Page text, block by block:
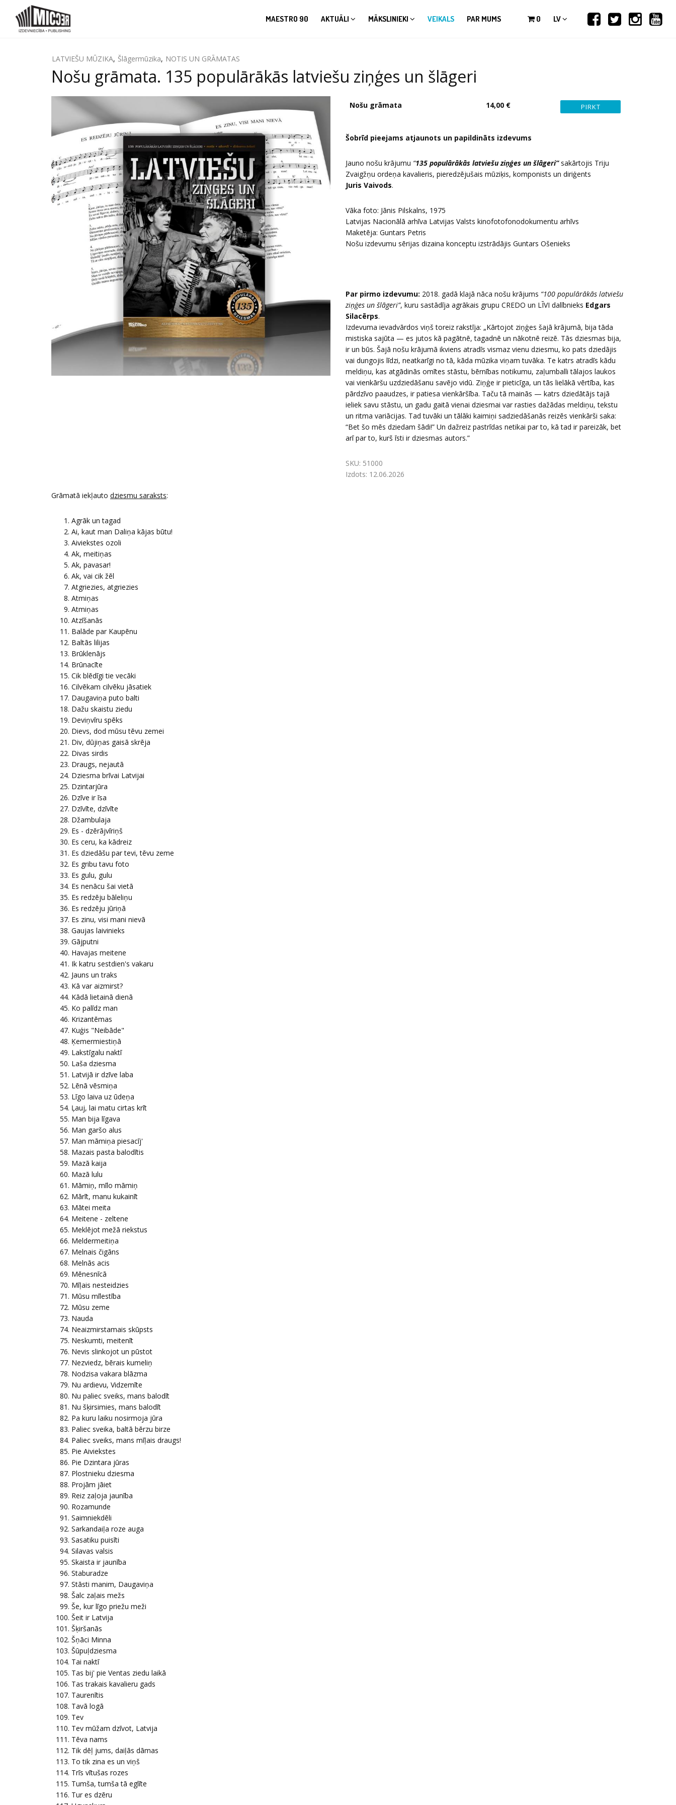
MAESTRO 90 AKTUĀLI MĀKSLINIEKI VEIKALS PAR MUMS 0 LV
LATVIEŠU MŪZIKA, Šlāgermūzika, NOTIS UN GRĀMATAS
Nošu grāmata. 135 populārākās latviešu ziņģes un šlāgeri
Nošu grāmata 14,00 €
Šobrīd pieejams atjaunots un papildināts izdevums
Jauno nošu krājumu “135 populārākās latviešu ziņģes un šlāgeri”sakārtojis Triju
Zvaigžņu ordeņa kavalieris, pieredzējušais mūziķis, komponists un diriģents
Juris Vaivods.
Vāka foto: Jānis Pilskalns, 1975
Latvijas Nacionālā arhīva Latvijas Valsts kinofotofonodokumentu arhīvs
Maketēja: Guntars Petris
Nošu izdevumu sērijas dizaina konceptu izstrādājis Guntars Ošenieks
Par pirmo izdevumu: 2018. gadā klajā nāca nošu krājums “100 populārākās latviešu
ziņģes un šlāgeri”, kuru sastādīja agrākais grupu CREDO un LĪVI dalībnieks Edgars
Silacērps.
Izdevuma ievadvārdos viņš toreiz rakstīja: „Kārtojot ziņģes šajā krājumā, bija tāda
mistiska sajūta — es jutos kā pagātnē, tagadnē un nākotnē reizē. Tās dziesmas bija,
ir un būs. Šajā nošu krājumā ikviens atradīs vismaz vienu dziesmu, ko pats dziedājis
vai dungojis līdzi, neatkarīgi no tā, kāda mūzika viņam tuvāka. Te katrs atradīs kādu
meldiņu, kas atgādinās omītes stāstu, bērnības notikumu, zaļumballi tālajos laukos
vai vienkāršu uzdziedāšanu savējo vidū. Ziņģe ir pieticīga, un tās lielākā vērtība, kas
pārdzīvo paaudzes, ir patiesa vienkāršība. Taču tā mainās — katrs dziedātājs tajā
ieliek savu stāstu, un gadu gaitā vienai dziesmai var rasties dažādas meldiņu, tekstu
un ritma variācijas. Tad tuvāki un tālāki kaimiņi sadziedāšanās reizēs vienkārši saka:
“Bet šo mēs dziedam šādi!” Un dažreiz pastrīdas netikai par to, kā tad ir pareizāk, bet
arī par to, kurš īsti ir dziesmas autors.”
SKU: 51000
Izdots: 12.06.2026
Grāmatā iekļauto dziesmu saraksts:
Agrāk un tagad
Ai, kaut man Daliņa kājas būtu!
Aiviekstes ozoli
Ak, meitiņas
Ak, pavasar!
Ak, vai cik žēl
Atgriezies, atgriezies
Atmiņas
Atmiņas
Atzīšanās
Balāde par Kaupēnu
Baltās lilijas
Brūklenājs
Brūnacīte
Cik blēdīgi tie vecāki
Cilvēkam cilvēku jāsatiek
Daugaviņa puto balti
Dažu skaistu ziedu
Deviņvīru spēks
Dievs, dod mūsu tēvu zemei
Div, dūjiņas gaisā skrēja
Divas sirdis
Draugs, nejautā
Dziesma brīvai Latvijai
Dzintarjūra
Dzīve ir īsa
Dzīvīte, dzīvīte
Džambulaja
Es - dzērājvīriņš
Es ceru, ka kādreiz
Es dziedāšu par tevi, tēvu zeme
Es gribu tavu foto
Es gulu, gulu
Es nenācu šai vietā
Es redzēju bāleliņu
Es redzēju jūriņā
Es zinu, visi mani nievā
Gaujas laivinieks
Gājputni
Havajas meitene
Ik katru sestdien's vakaru
Jauns un traks
Kā var aizmirst?
Kādā lietainā dienā
Ko palīdz man
Krizantēmas
Kuģis "Neibāde"
Ķemermiestiņā
Lakstīgalu naktī
Laša dziesma
Latvijā ir dzīve laba
Lēnā vēsmiņa
Līgo laiva uz ūdeņa
Ļauj, lai matu cirtas krīt
Man bija līgava
Man garšo alus
Man māmiņa piesacīj'
Mazais pasta balodītis
Mazā kaija
Mazā lulu
Māmiņ, mīlo māmiņ
Mārīt, manu kukainīt
Mātei meita
Meitene - zeltene
Meklējot mežā riekstus
Meldermeitiņa
Melnais čigāns
Melnās acis
Mēnesnīcā
Mīļais nesteidzies
Mūsu mīlestība
Mūsu zeme
Nauda
Neaizmirstamais skūpsts
Neskumti, meitenīt
Nevis slinkojot un pūstot
Nezviedz, bērais kumeliņ
Nodzisa vakara blāzma
Nu ardievu, Vidzemīte
Nu paliec sveiks, mans balodīt
Nu šķirsimies, mans balodīt
Pa kuru laiku nosirmoja jūra
Paliec sveika, baltā bērzu birze
Paliec sveiks, mans mīļais draugs!
Pie Aiviekstes
Pie Dzintara jūras
Plostnieku dziesma
Projām jāiet
Reiz zaļoja jaunība
Rozamunde
Saimniekdēli
Sarkandaiļa roze auga
Sasatiku puisīti
Silavas valsis
Skaista ir jaunība
Staburadze
Stāsti manim, Daugaviņa
Šalc zaļais mežs
Še, kur līgo priežu meži
Šeit ir Latvija
Šķiršanās
Šņāci Minna
Šūpuļdziesma
Tai naktī
Tas bij' pie Ventas ziedu laikā
Tas trakais kavalieru gads
Taurenītis
Tavā logā
Tev
Tev mūžam dzīvot, Latvija
Tēva nams
Tik dēļ jums, daiļās dāmas
To tik zina es un viņš
Trīs vītušas rozes
Tumša, tumša tā eglīte
Tur es dzēru